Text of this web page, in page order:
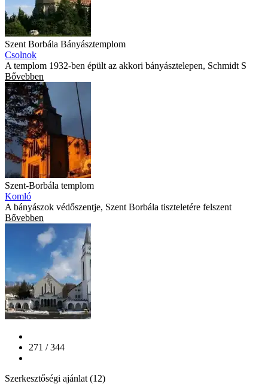
Szent Borbála Bányásztemplom
Csolnok
A templom 1932-ben épült az akkori bányásztelepen, Schmidt S
Bővebben
Szent-Borbála templom
Komló
A bányászok védőszentje, Szent Borbála tiszteletére felszent
Bővebben
271 / 344
Szerkesztőségi ajánlat (12)